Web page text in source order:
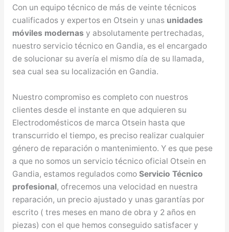
Con un equipo técnico de más de veinte técnicos
cualificados y expertos en Otsein y unas unidades
móviles modernas y absolutamente pertrechadas,
nuestro servicio técnico en Gandia, es el encargado
de solucionar su avería el mismo día de su llamada,
sea cual sea su localización en Gandia.
Nuestro compromiso es completo con nuestros
clientes desde el instante en que adquieren su
Electrodomésticos de marca Otsein hasta que
transcurrido el tiempo, es preciso realizar cualquier
género de reparación o mantenimiento. Y es que pese
a que no somos un servicio técnico oficial Otsein en
Gandia, estamos regulados como Servicio Técnico
profesional, ofrecemos una velocidad en nuestra
reparación, un precio ajustado y unas garantías por
escrito ( tres meses en mano de obra y 2 años en
piezas) con el que hemos conseguido satisfacer y